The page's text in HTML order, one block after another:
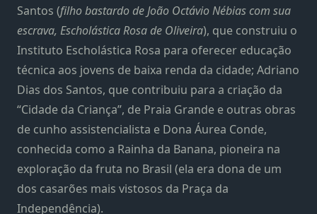
Santos (filho bastardo de João Octávio Nébias com sua
escrava, Escholástica Rosa de Oliveira), que construiu o
Instituto Escholástica Rosa para oferecer educação
técnica aos jovens de baixa renda da cidade; Adriano
Dias dos Santos, que contribuiu para a criação da
“Cidade da Criança”, de Praia Grande e outras obras
de cunho assistencialista e Dona Áurea Conde,
conhecida como a Rainha da Banana, pioneira na
exploração da fruta no Brasil (ela era dona de um
dos casarões mais vistosos da Praça da
Independência).